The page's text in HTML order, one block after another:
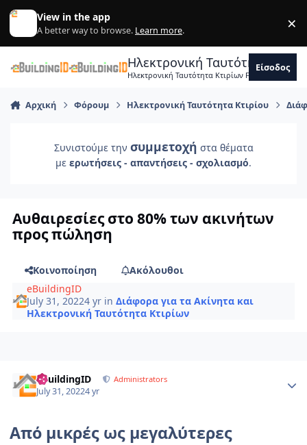
Skip to content
View in the app
A better way to browse. Learn more. ×
Ηλεκτρονική Ταυτότητα
Ηλεκτρονική Ταυτότητα Κτιρίων Forum
Είσοδος
Αρχική Φόρουμ Ηλεκτρονική Ταυτότητα Κτιρίου
Συνιστούμε την συμμετοχή στα θέματα
με ερωτήσεις - απαντήσεις - σχολιασμό.
Aυθαιρεσίες στο 80% των ακινήτων
προς πώληση
Κοινοποίηση
Ακόλουθοι
eBuildingID
July 31, 20224 yr inΔιάφορα για τα Ακίνητα και
Ηλεκτρονική Ταυτότητα Κτιρίων
eBuildingID Administrators
July 31, 20224 yr
Από μικρές ως μεγαλύτερες